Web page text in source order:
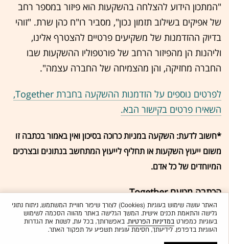
"המתכון הידוע להצלחה בהשקעות הוא פיזור במספר רחב
של אפיקים בשילוב תזמון נכון", מסביר רו"ח כהן שרת. "זוהי
בדיוק ההזדמנות של משקיעים פרטיים להצטרף אלינו,
וליהנות הן מהפיזור הרחב של פורטפוליו ההשקעות שבו
החברה מחזיקה, והן מהצמיחה של החברה עצמה".
לפרטים נוספים על הזדמנות ההשקעה בחברת Together,
השאירו פרטים בקישור הבא.
*חשוב לדעת: השקעה במניות כרוכה בסיכון ואין באמור בכתבה זו
משום ייעוץ השקעות או תחליף לייעוץ המתחשב בנתונים ובצרכים
המיוחדים של כל אדם.
הכתבה מטעם Together
האתר עושה שימוש בעוגיות (Cookies) לצורך שיפור חוויית המשתמש, ניתוח נתוני
גלישה והתאמת תכנים אישית. המשך הגלישה באתר מהווה הסכמה לשימוש
בעוגיות כמפורטבמדיניות הפרטיות. באפשרותך, בכל עת, לשנות את הגדרות
העוגיות בדפדפן. לידיעתך, חסימת עוגיות תשפיע על תפקוד האתר.